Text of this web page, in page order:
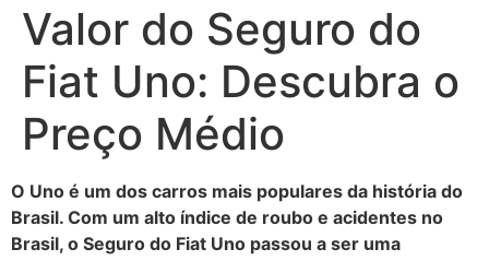
Valor do Seguro do
Fiat Uno: Descubra o
Preço Médio
O Uno é um dos carros mais populares da história do
Brasil. Com um alto índice de roubo e acidentes no
Brasil, o Seguro do Fiat Uno passou a ser uma